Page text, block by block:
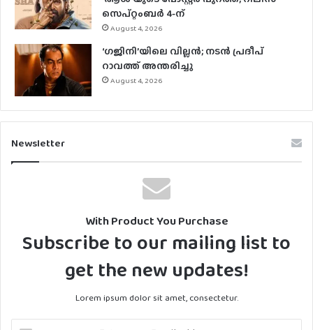
സെപ്റ്റംബർ 4-ന്
August 4, 2026
‘ഗജിനി’യിലെ വില്ലൻ; നടൻ പ്രദീപ്
റാവത്ത് അന്തരിച്ചു
August 4, 2026
Newsletter
With Product You Purchase
Subscribe to our mailing list to
get the new updates!
Lorem ipsum dolor sit amet, consectetur.
Enter